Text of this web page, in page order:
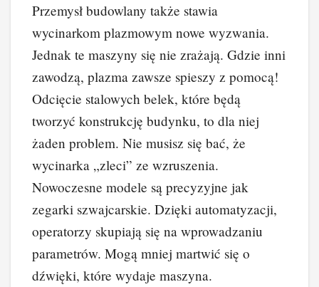
Przemysł budowlany także stawia
wycinarkom plazmowym nowe wyzwania.
Jednak te maszyny się nie zrażają. Gdzie inni
zawodzą, plazma zawsze spieszy z pomocą!
Odcięcie stalowych belek, które będą
tworzyć konstrukcję budynku, to dla niej
żaden problem. Nie musisz się bać, że
wycinarka „zleci” ze wzruszenia.
Nowoczesne modele są precyzyjne jak
zegarki szwajcarskie. Dzięki automatyzacji,
operatorzy skupiają się na wprowadzaniu
parametrów. Mogą mniej martwić się o
dźwięki, które wydaje maszyna.